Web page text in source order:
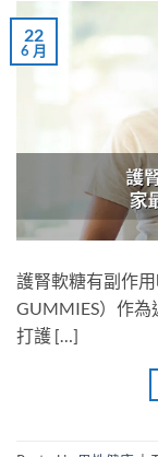
22
6 月
護腎軟糖有副作
GUMMIES）作為
打護 […]